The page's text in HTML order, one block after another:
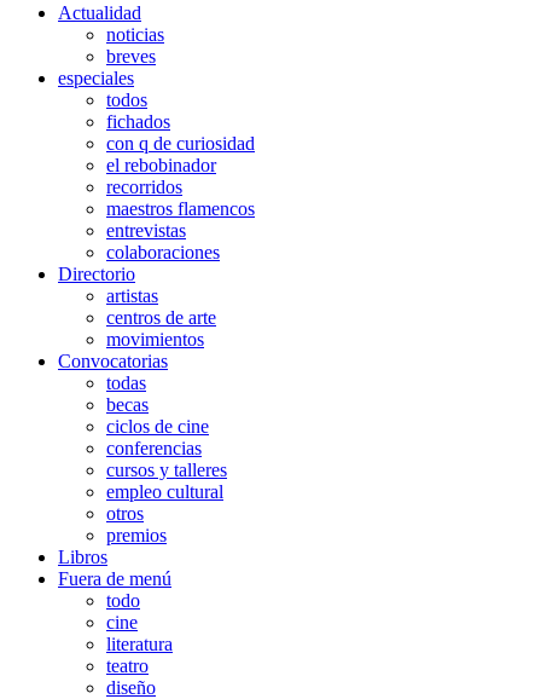
Actualidad
noticias
breves
especiales
todos
fichados
con q de curiosidad
el rebobinador
recorridos
maestros flamencos
entrevistas
colaboraciones
Directorio
artistas
centros de arte
movimientos
Convocatorias
todas
becas
ciclos de cine
conferencias
cursos y talleres
empleo cultural
otros
premios
Libros
Fuera de menú
todo
cine
literatura
teatro
diseño